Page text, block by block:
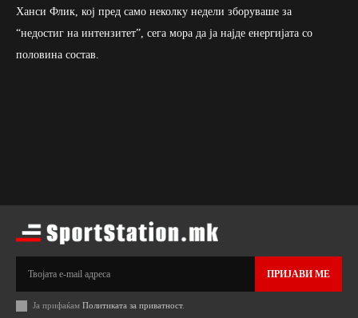
Ханси Флик, кој пред само неколку недели зборуваше за
“недостиг на интензитет”, сега мора да ја најде енергијата со
половина состав.
ПРИЈАВИ МЕ
Ја прифаќам Политиката за приватност.